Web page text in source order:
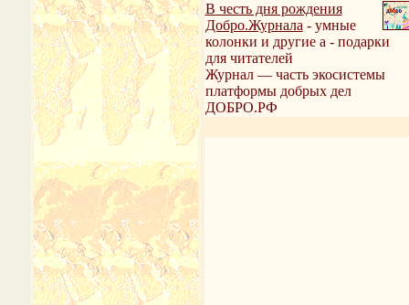
В честь дня рождения
Добро.Журнала - умные
колонки и другие а - подарки
для читателей
Журнал — часть экосистемы
платформы добрых дел
ДОБРО.РФ